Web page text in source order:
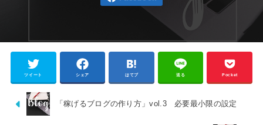
ツイート シェア はてブ 送る Pocket
「稼げるブログの作り方」vol.3 必要最小限の設定